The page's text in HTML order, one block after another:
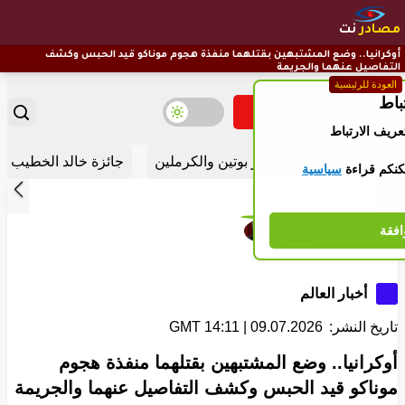
مصادرنت
العودة للرئيسية
أوكرانيا.. وضع المشتبهين بقتلهما منفذة هجوم موناكو قيد الحبس وكشف
التفاصيل عنهما والجريمة